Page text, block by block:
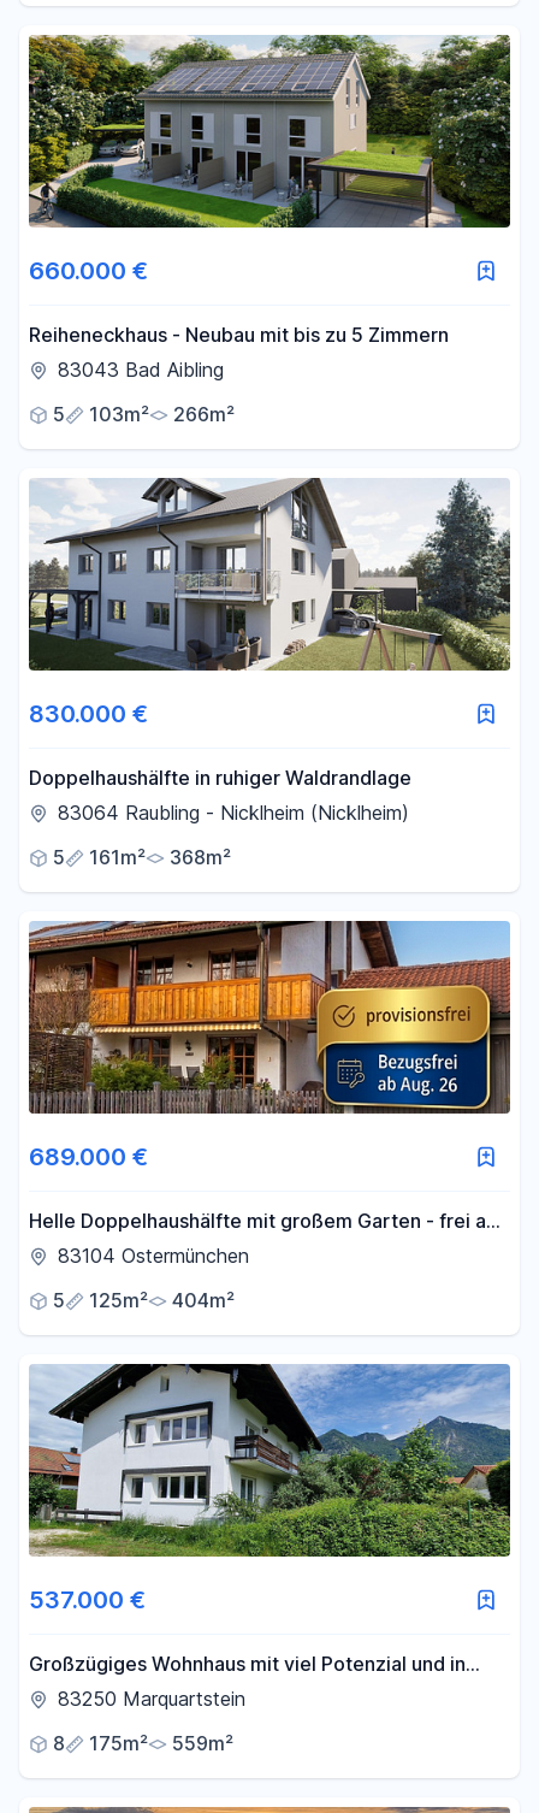
660.000 €
Reiheneckhaus - Neubau mit bis zu 5 Zimmern
83043 Bad Aibling
5
103m² 266m²
830.000 €
Doppelhaushälfte in ruhiger Waldrandlage
83064 Raubling - Nicklheim (Nicklheim)
5
161m² 368m²
689.000 €
Helle Doppelhaushälfte mit großem Garten - frei ab
Aug. 26 - ohne Provision
83104 Ostermünchen
5
125m² 404m²
537.000 €
Großzügiges Wohnhaus mit viel Potenzial und in
bester Lage
83250 Marquartstein
8
175m² 559m²